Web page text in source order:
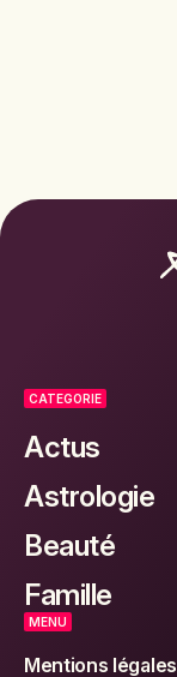
CATEGORIE
Actus
Astrologie
Beauté
Famille
MENU
Mentions légales